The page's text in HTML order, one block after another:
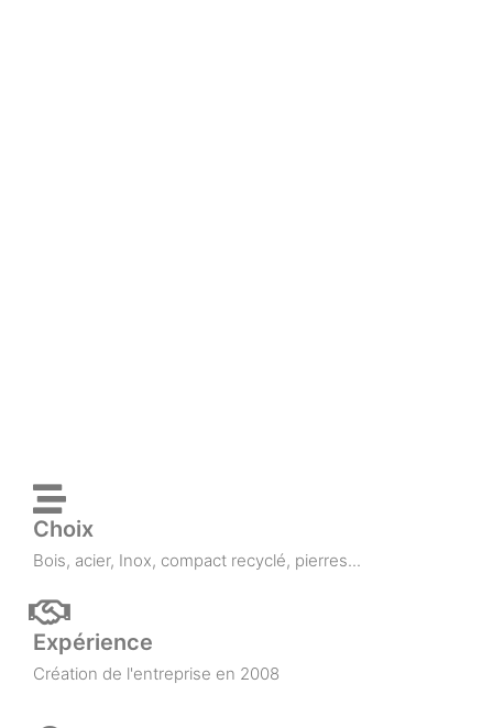
Choix
Bois, acier, Inox, compact recyclé, pierres...
Expérience
Création de l'entreprise en 2008